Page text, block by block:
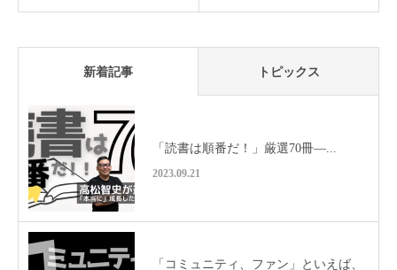
新着記事 トピックス
「読書は順番だ！」厳選70冊—...
2023.09.21
「コミュニティ、ファン」といえば、